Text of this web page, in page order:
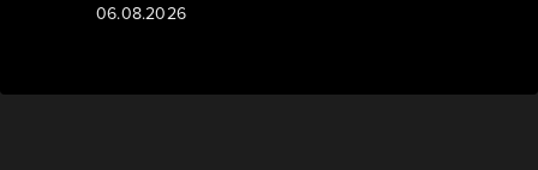
06.08.2026